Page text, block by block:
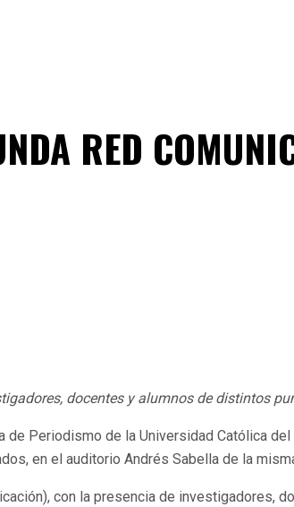
RED
docentes y alumnos de distintos
de Periodismo de la Universidad Católica
en el auditorio Andrés Sabella de la
con la presencia de